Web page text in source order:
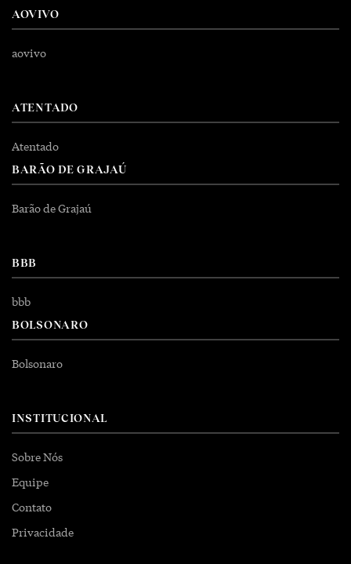
AOVIVO
aovivo
ATENTADO
Atentado
BARÃO DE GRAJAÚ
Barão de Grajaú
BBB
bbb
BOLSONARO
Bolsonaro
INSTITUCIONAL
Sobre Nós
Equipe
Contato
Privacidade